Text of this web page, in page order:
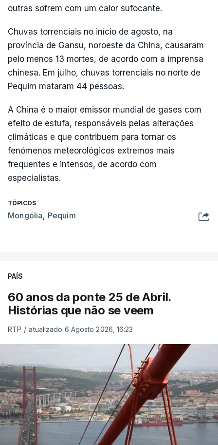
outras sofrem com um calor sufocante.
Chuvas torrenciais no início de agosto, na
província de Gansu, noroeste da China, causaram
pelo menos 13 mortes, de acordo com a imprensa
chinesa. Em julho, chuvas torrenciais no norte de
Pequim mataram 44 pessoas.
A China é o maior emissor mundial de gases com
efeito de estufa, responsáveis pelas alterações
climáticas e que contribuem para tornar os
fenómenos meteorológicos extremos mais
frequentes e intensos, de acordo com
especialistas.
TÓPICOS
Mongólia, Pequim
PAÍS
60 anos da ponte 25 de Abril.
Histórias que não se veem
RTP / atualizado 6 Agosto 2026, 16:23